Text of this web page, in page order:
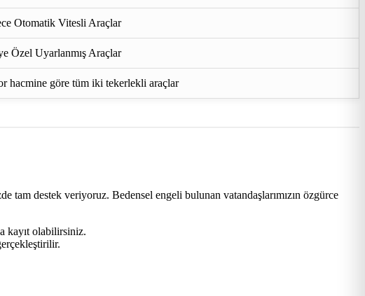
Otomatik Vitesli Araçlar
Özel Uyarlanmış Araçlar
hacmine göre tüm iki tekerlekli araçlar
tam destek veriyoruz. Bedensel engeli bulunan vatandaşlarımızın özgürce
kayıt olabilirsiniz.